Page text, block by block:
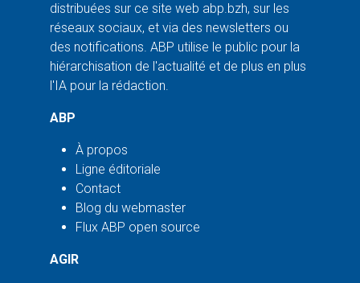
distribuées sur ce site web abp.bzh, sur les
réseaux sociaux, et via des newsletters ou
des notifications. ABP utilise le public pour la
hiérarchisation de l'actualité et de plus en plus
l'IA pour la rédaction.
ABP
À propos
Ligne éditoriale
Contact
Blog du webmaster
Flux ABP open source
AGIR